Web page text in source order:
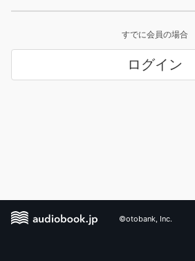
すでに会員の場合
ログイン
©otobank, Inc.